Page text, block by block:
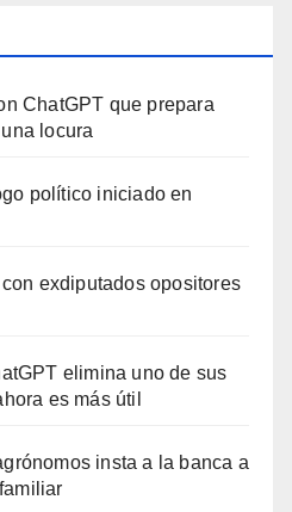
ChatGPT que prepara
locura
político iniciado en
exdiputados opositores
elimina uno de sus
es más útil
insta a la banca a